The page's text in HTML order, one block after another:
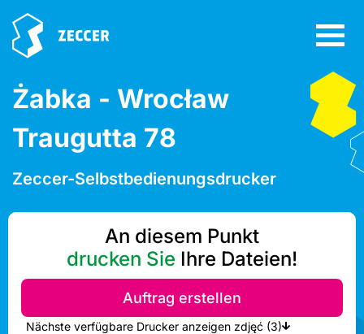
Żabka - Wrocław
Traugutta 78
Zeccer-Selbstbedienungsdrucker
An diesem Punkt
drucken Sie Ihre Dateien!
Auftrag erstellen
Nächste verfügbare Drucker anzeigen zdjęć (3)